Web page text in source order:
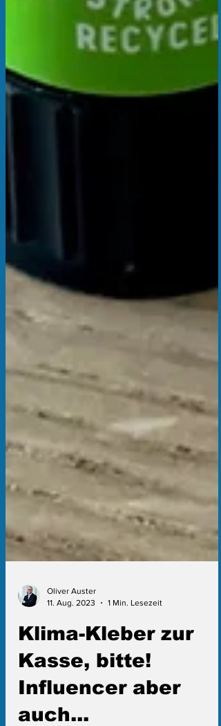
11. Aug. 2023
1 Min. Lesezeit
Klima-Kleber zur
Kasse, bitte!
Influencer aber